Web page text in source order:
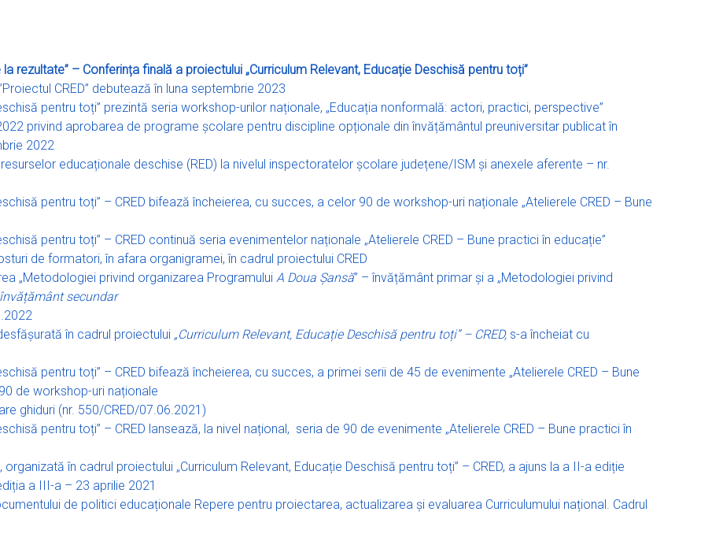
rezultate” – Conferința finală a proiectului „Curriculum Relevant, Educație Deschisă pentru toți”
CRED” debutează în luna septembrie 2023
pentru toți” prezintă seria workshop-urilor naționale, „Educația nonformală: actori, practici, perspective”
privind aprobarea de programe școlare pentru discipline opționale din învățământul preuniversitar publicat în
2022
educaționale deschise (RED) la nivelul inspectoratelor școlare județene/ISM și anexele aferente – nr.
pentru toți” – CRED bifează încheierea, cu succes, a celor 90 de workshop-uri naționale „Atelierele CRED – Bune
pentru toți” – CRED continuă seria evenimentelor naționale „Atelierele CRED – Bune practici în educație”
de formatori, în afara organigramei, în cadrul proiectului CRED
„Metodologiei privind organizarea Programului A Doua Șansă” – învățământ primar și a „Metodologiei privind
secundar
în cadrul proiectului „Curriculum Relevant, Educație Deschisă pentru toți” – CRED, s-a încheiat cu
pentru toți” – CRED bifează încheierea, cu succes, a primei serii de 45 de evenimente „Atelierele CRED – Bune
de workshop-uri naționale
ghiduri (nr. 550/CRED/07.06.2021)
pentru toți” – CRED lansează, la nivel național, seria de 90 de evenimente „Atelierele CRED – Bune practici în
în cadrul proiectului „Curriculum Relevant, Educație Deschisă pentru toți” – CRED, a ajuns la a II-a ediție
a III-a – 23 aprilie 2021
de politici educaționale Repere pentru proiectarea, actualizarea și evaluarea Curriculumului național. Cadrul